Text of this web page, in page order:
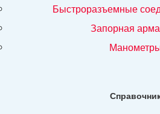
быстроразъемные
запорная